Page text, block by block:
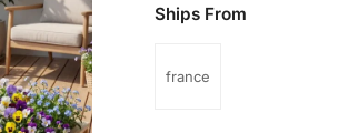
Ships From
france